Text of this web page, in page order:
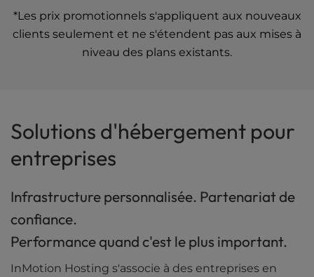
*Les prix promotionnels s'appliquent aux nouveaux
clients seulement et ne s'étendent pas aux mises à
niveau des plans existants.
Solutions d'hébergement pour
entreprises
Infrastructure personnalisée. Partenariat de
confiance.
Performance quand c'est le plus important.
InMotion Hosting s'associe à des entreprises en